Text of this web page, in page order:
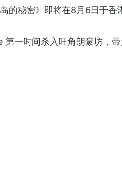
的秘密》即将在8月6日于香
一时间杀入旺角朗豪坊，带